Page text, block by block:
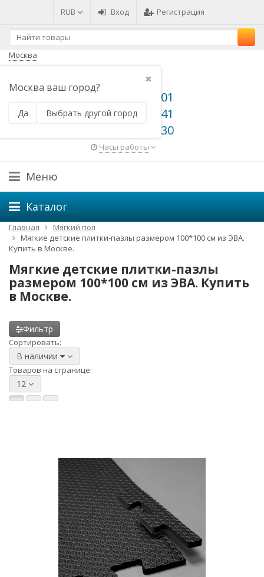
RUB Вход Регистрация
Москва
✖
Москва ваш город?
Да Выбрать другой город
8 800 500 64 01
8 800 500 66 41
8 495 648 49 30
Часы работы
Меню
Каталог
Главная
Мягкий пол
Мягкие детские плитки-пазлы размером 100*100 см из ЭВА.
Купить в Москве.
Мягкие детские плитки-пазлы
размером 100*100 см из ЭВА. Купить
в Москве.
Фильтр
Сортировать:
В наличии
Товаров на странице:
12